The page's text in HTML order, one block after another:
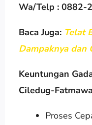
Wa/Telp : 0882-
Baca Juga: Telat
Dampaknya dan
Keuntungan
Ciledug-
Proses